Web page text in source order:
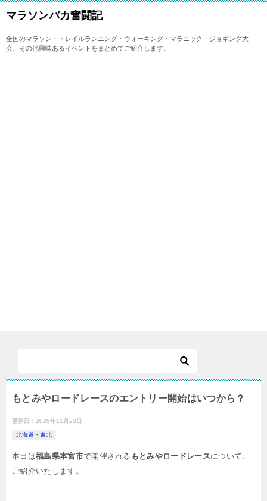
マラソンバカ奮闘記
全国のマラソン・トレイルランニング・ウォーキング・マラニック・ジョギング大
会、その他興味あるイベントをまとめてご紹介します。
もとみやロードレースのエントリー開始はいつから？
更新日： 2025年11月23日
北海道・東北
本日は福島県本宮市で開催される もとみやロードレースについて、
ご紹介いたします。